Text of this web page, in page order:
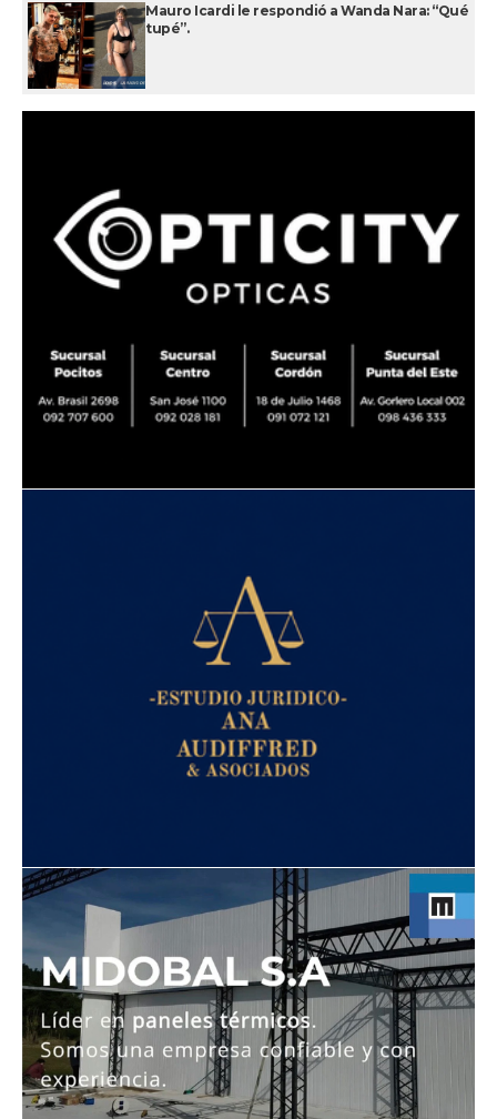
Mauro Icardi le respondió a Wanda Nara: “Qué
tupé”.